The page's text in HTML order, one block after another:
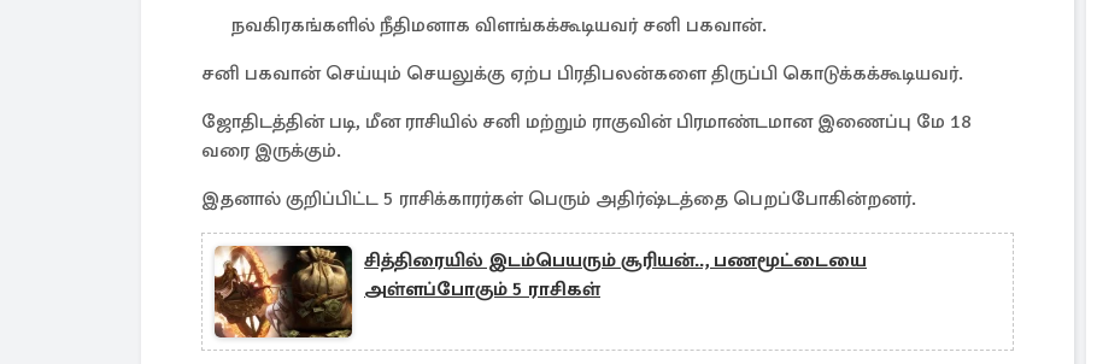
நவகிரகங்களில் நீதிமனாக விளங்கக்கூடியவர் சனி பகவான்.
சனி பகவான் செய்யும் செயலுக்கு ஏற்ப பிரதிபலன்களை திருப்பி கொடுக்கக்கூடியவர்.
ஜோதிடத்தின் படி, மீன ராசியில் சனி மற்றும் ராகுவின் பிரமாண்டமான இணைப்பு மே 18
வரை இருக்கும்.
இதனால் குறிப்பிட்ட 5 ராசிக்காரர்கள் பெரும் அதிர்ஷ்டத்தை பெறப்போகின்றனர்.
சித்திரையில் இடம்பெயரும் சூரியன்.., பணமூட்டையை
அள்ளப்போகும் 5 ராசிகள்